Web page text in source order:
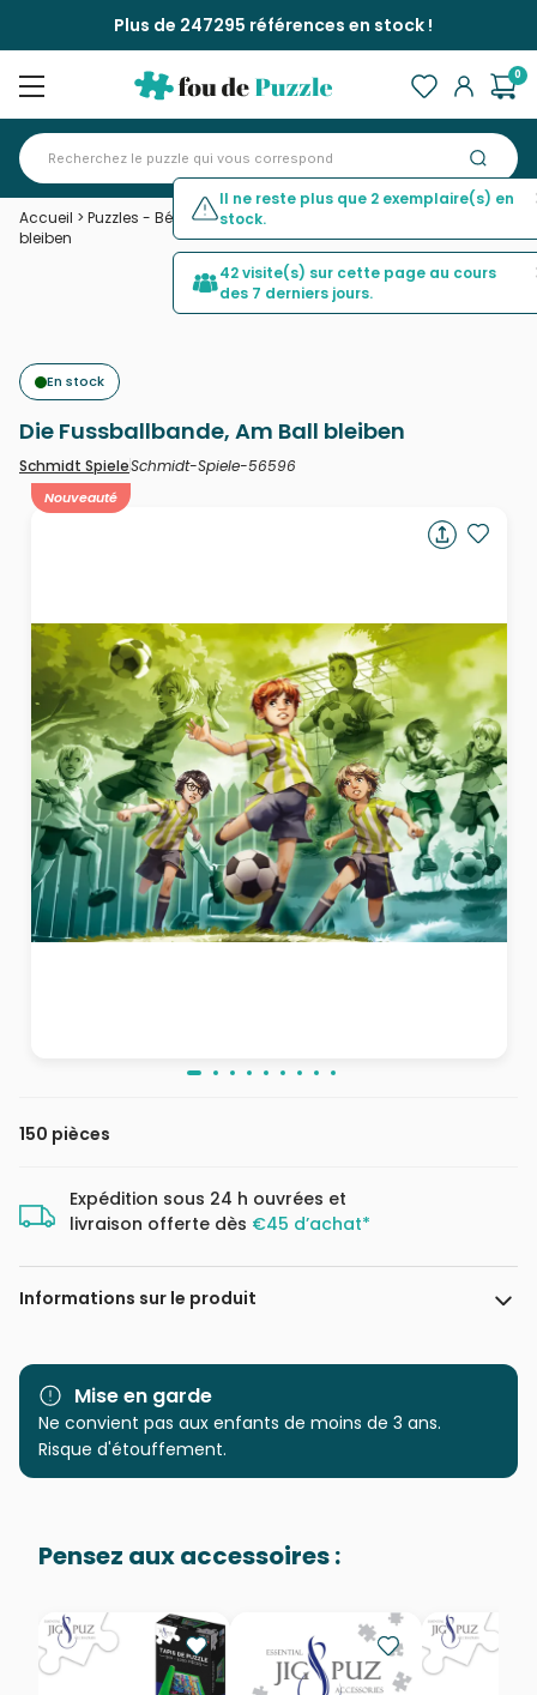
Plus de 247295 références en stock !
0
Accueil > Puzzles - Bébés et Enfants
bleiben
En stock
Die Fussballbande, Am Ball bleiben
Schmidt SpieleSchmidt-Spiele-56596
Nouveauté
150 pièces
Expédition sous 24 h ouvrées et
livraison offerte dès €45 d’achat*
Informations sur le produit
Marque Schmidt Spiele
Catégorie Puzzles - Bébés et Enfants
Age
à partir de 8 ans (101 à 250
Provenance Puzzles fabriqués en France
EAN 4001504565961
Nombre de pièces 150 pièces
Mise en garde
Ne convient pas aux enfants de moins de 3 ans.
Risque d'étouffement.
Pensez aux accessoires :
Il ne reste plus que 2 exemplaire(s) en
stock.
42 visite(s) sur cette page au cours
des 7 derniers jours.